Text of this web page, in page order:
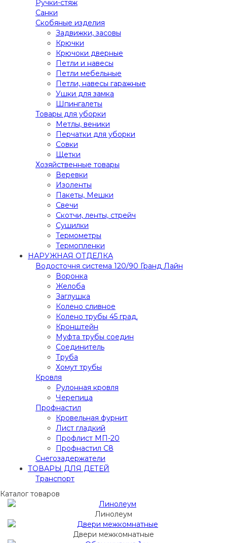
Ручки-стяж
Санки
Скобяные изделия
Задвижки, засовы
Крючки
Крючоки дверные
Петли и навесы
Петли мебельные
Петли, навесы гаражные
Ушки для замка
Шпингалеты
Товары для уборки
Метлы, веники
Перчатки для уборки
Совки
Щетки
Хозяйственные товары
Веревки
Изоленты
Пакеты, Мешки
Свечи
Скотчи, ленты, стрейч
Сушилки
Термометры
Термопленки
НАРУЖНАЯ ОТДЕЛКА
Водосточня система 120/90 Гранд Лайн
Воронка
Желоба
Заглушка
Колено сливное
Колено трубы 45 град.
Кронштейн
Муфта трубы соедин
Соединитель
Труба
Хомут трубы
Кровля
Рулонная кровля
Черепица
Профнастил
Кровельная фурнит
Лист гладкий
Профлист МП-20
Профнастил С8
Снегозадержатели
ТОВАРЫ ДЛЯ ДЕТЕЙ
Транспорт
Каталог товаров
Линолеум
Двери межкомнатные